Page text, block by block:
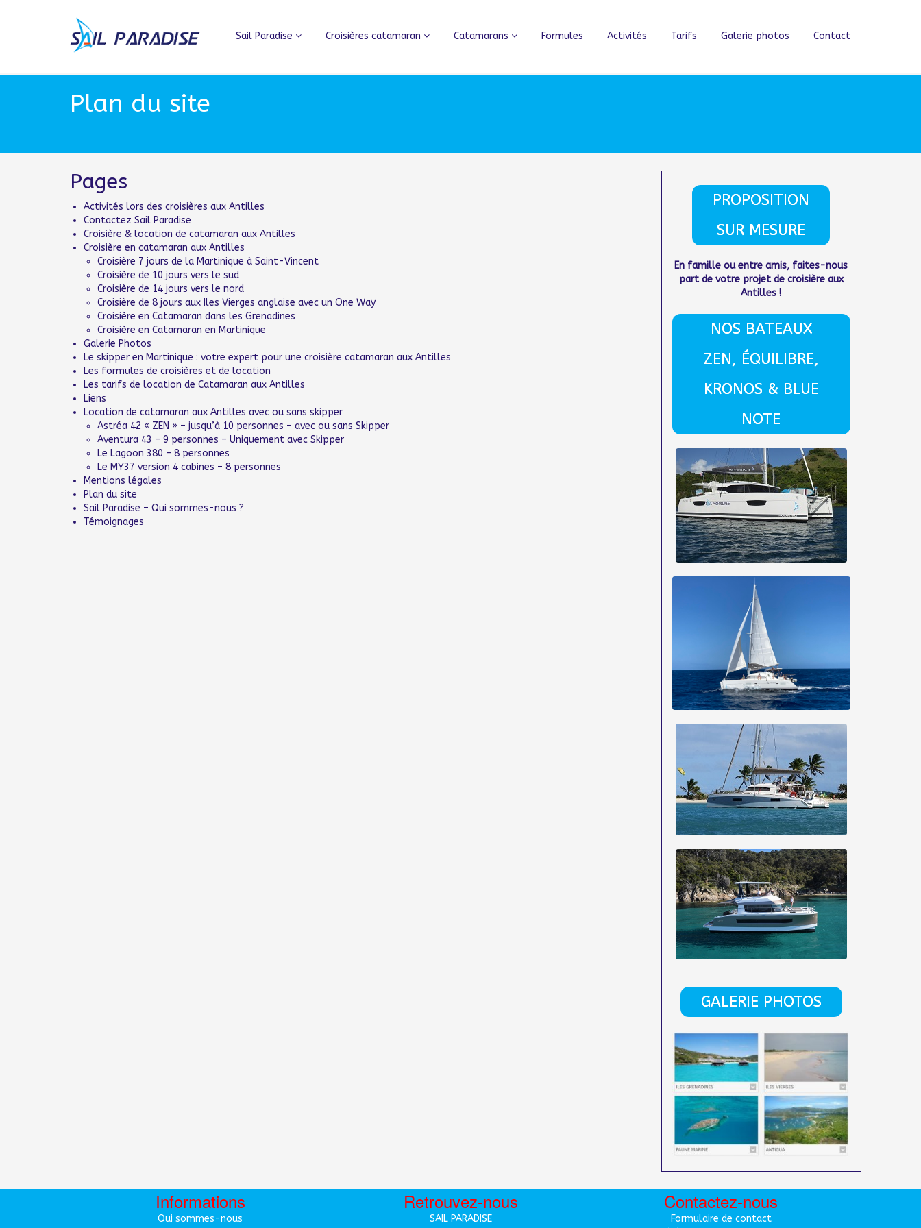
Sail Paradise Croisières catamaran Catamarans Formules Activités Tarifs Galerie photos Contact
Plan du site
Pages
Activités lors des croisières aux Antilles
Contactez Sail Paradise
Croisière & location de catamaran aux Antilles
Croisière en catamaran aux Antilles
Croisière 7 jours de la Martinique à Saint-Vincent
Croisière de 10 jours vers le sud
Croisière de 14 jours vers le nord
Croisière de 8 jours aux Iles Vierges anglaise avec un One Way
Croisière en Catamaran dans les Grenadines
Croisière en Catamaran en Martinique
Galerie Photos
Le skipper en Martinique : votre expert pour une croisière catamaran aux Antilles
Les formules de croisières et de location
Les tarifs de location de Catamaran aux Antilles
Liens
Location de catamaran aux Antilles avec ou sans skipper
Astréa 42 « ZEN » – jusqu’à 10 personnes – avec ou sans Skipper
Aventura 43 – 9 personnes – Uniquement avec Skipper
Le Lagoon 380 – 8 personnes
Le MY37 version 4 cabines – 8 personnes
Mentions légales
Plan du site
Sail Paradise – Qui sommes-nous ?
Témoignages
PROPOSITION
SUR MESURE
En famille ou entre amis, faites-nous
part de votre projet de croisière aux
Antilles !
NOS BATEAUX
ZEN, ÉQUILIBRE,
KRONOS & BLUE
NOTE
GALERIE PHOTOS
Informations
Qui sommes-nous
Retrouvez-nous
SAIL PARADISE
Contactez-nous
Formulaire de contact